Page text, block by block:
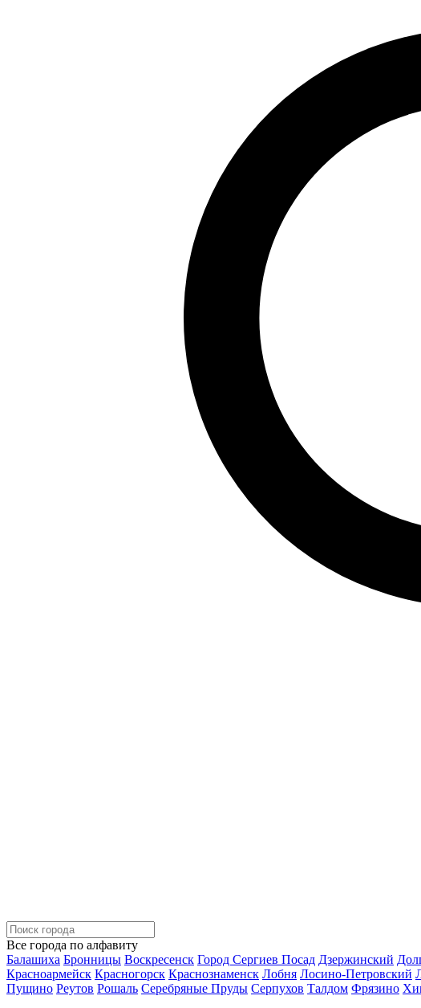
Все города по алфавиту
Балашиха Бронницы Воскресенск Город Сергиев Посад Дзержинский
Красноармейск Красногорск Краснознаменск Лобня Лосино-Петровский
Пущино Реутов Рошаль Серебряные Пруды Серпухов Талдом Фрязино